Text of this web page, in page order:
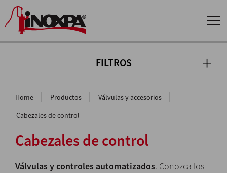
FILTROS
Home | Productos | Válvulas y accesorios |
Cabezales de control
Cabezales de control
Válvulas y controles automatizados. Conozca los